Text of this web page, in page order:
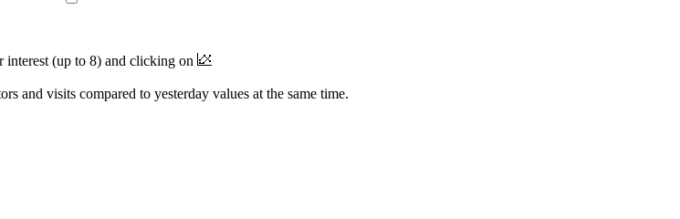
interest (up to 8) and clicking on
and visits compared to yesterday values at the same time.